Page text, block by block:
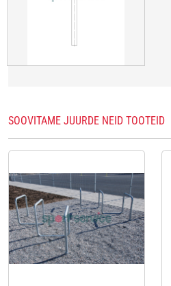
SOOVITAME JUURDE NEID TOOTEID